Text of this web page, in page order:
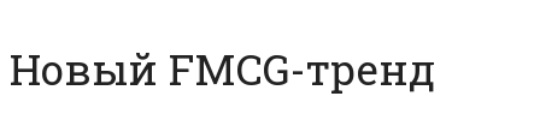
Новый FMCG-тренд